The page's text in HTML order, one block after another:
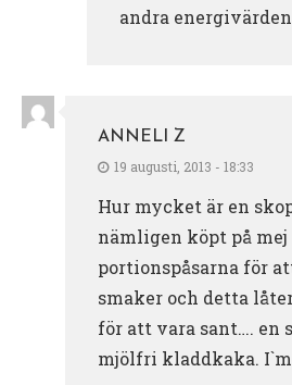
andra
ANNELI Z
19 augusti, 2013 - 18:33
Hur mycket är en
nämligen köpt på mej
portionspåsarna för
smaker och detta
för att vara sant…. en
mjölfri kladdkaka.